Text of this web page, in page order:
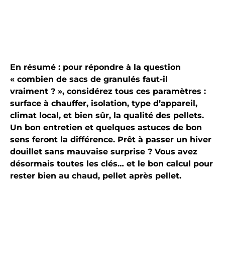
En résumé : pour répondre à la question
« combien de sacs de granulés faut-il
vraiment ? », considérez tous ces paramètres :
surface à chauffer, isolation, type d’appareil,
climat local, et bien sûr, la qualité des pellets.
Un bon entretien et quelques astuces de bon
sens feront la différence. Prêt à passer un hiver
douillet sans mauvaise surprise ? Vous avez
désormais toutes les clés… et le bon calcul pour
rester bien au chaud, pellet après pellet.